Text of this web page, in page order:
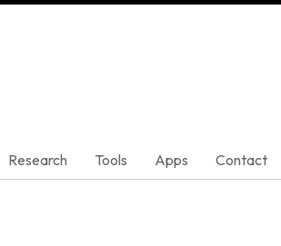
Research Tools Apps Contact